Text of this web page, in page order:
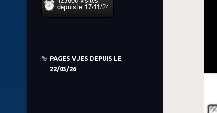
PAGES VUES DEPUIS LE
22/03/26